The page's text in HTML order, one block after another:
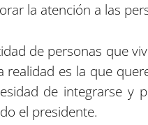
la atención a las
de personas que
realidad es la que
de integrarse y
el presidente.